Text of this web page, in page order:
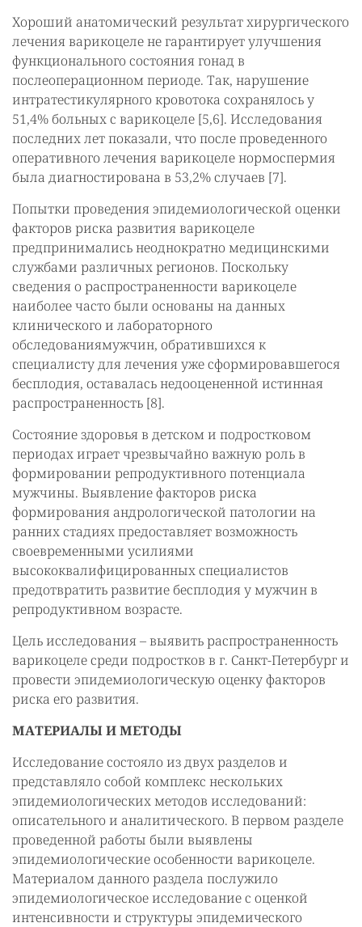
Хороший анатомический результат хирургического
лечения варикоцеле не гарантирует улучшения
функционального состояния гонад в
послеоперационном периоде. Так, нарушение
интратестикулярного кровотока сохранялось у
51,4% больных с варикоцеле [5,6]. Исследования
последних лет показали, что после проведенного
оперативного лечения варикоцеле нормоспермия
была диагностирована в 53,2% случаев [7].
Попытки проведения эпидемиологической оценки
факторов риска развития варикоцеле
предпринимались неоднократно медицинскими
службами различных регионов. Поскольку
сведения о распространенности варикоцеле
наиболее часто были основаны на данных
клинического и лабораторного
обследованиямужчин, обратившихся к
специалисту для лечения уже сформировавшегося
бесплодия, оставалась недооцененной истинная
распространенность [8].
Состояние здоровья в детском и подростковом
периодах играет чрезвычайно важную роль в
формировании репродуктивного потенциала
мужчины. Выявление факторов риска
формирования андрологической патологии на
ранних стадиях предоставляет возможность
своевременными усилиями
высококвалифицированных специалистов
предотвратить развитие бесплодия у мужчин в
репродуктивном возрасте.
Цель исследования – выявить распространенность
варикоцеле среди подростков в г. Санкт-Петербург и
провести эпидемиологическую оценку факторов
риска его развития.
МАТЕРИАЛЫ И МЕТОДЫ
Исследование состояло из двух разделов и
представляло собой комплекс нескольких
эпидемиологических методов исследований:
описательного и аналитического. В первом разделе
проведенной работы были выявлены
эпидемиологические особенности варикоцеле.
Материалом данного раздела послужило
эпидемиологическое исследование с оценкой
интенсивности и структуры эпидемического